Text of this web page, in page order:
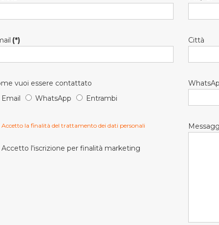
(*) Città
vuoi essere contattato
Email
WhatsApp Entrambi
Accetto la finalità del trattamento dei dati personali
Accetto l'iscrizione per finalità marketing